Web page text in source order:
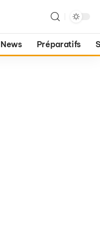
News Préparatifs